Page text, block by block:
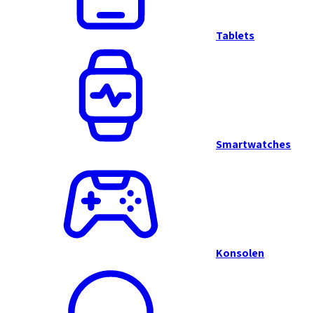
Tablets
Smartwatches
Konsolen